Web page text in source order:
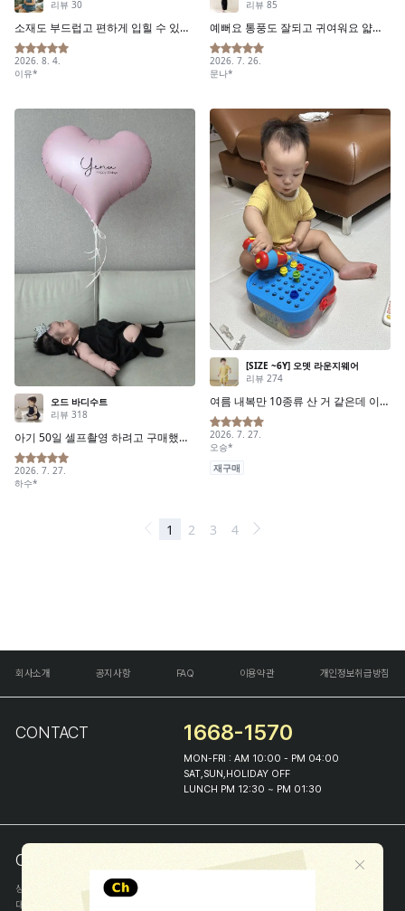
회사소개 공지사항 FAQ 이용약관 개인정보취급방침
CONTACT 1668-1570
MON-FRI : AM 10:00 - PM 04:00
SAT,SUN,HOLIDAY OFF
LUNCH PM 12:30 ~ PM 01:30
COMPANY INFO
상호
(주)해피프린스
대표